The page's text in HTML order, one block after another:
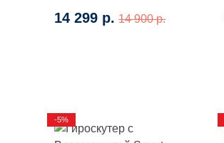
14 299 р. 14 900 р.
-5%